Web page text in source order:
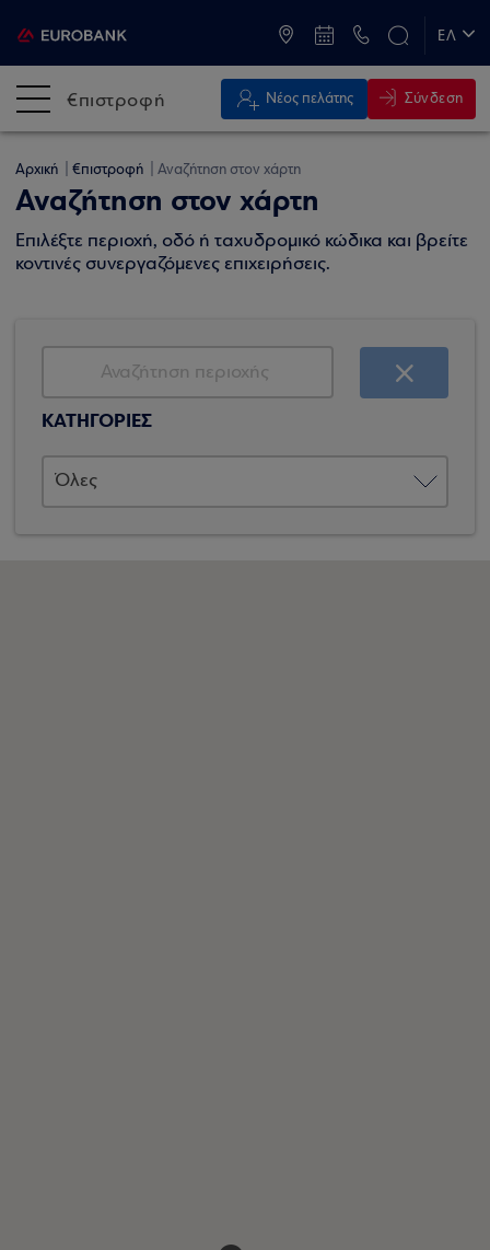
ΕΛ
€πιστροφή Νέος πελάτης Σύνδεση
Αρχική €πιστροφή Αναζήτηση στον χάρτη
Αναζήτηση στον χάρτη
Επιλέξτε περιοχή, οδό ή ταχυδρομικό κώδικα και βρείτε
κοντινές συνεργαζόμενες επιχειρήσεις.
ΚΑΤΗΓΟΡΙΕΣ